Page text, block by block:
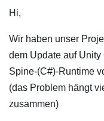
Hi,
Wir haben unser
dem Update auf
Spine-(C#)-Runtime
(das Problem hängt
zusammen)